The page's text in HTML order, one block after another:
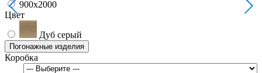
900x2000
Цвет
Дуб серый
Погонажные изделия
Коробка